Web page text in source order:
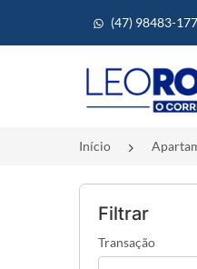
(47) 98483-
Página inicial
Início
Filtrar
Transação